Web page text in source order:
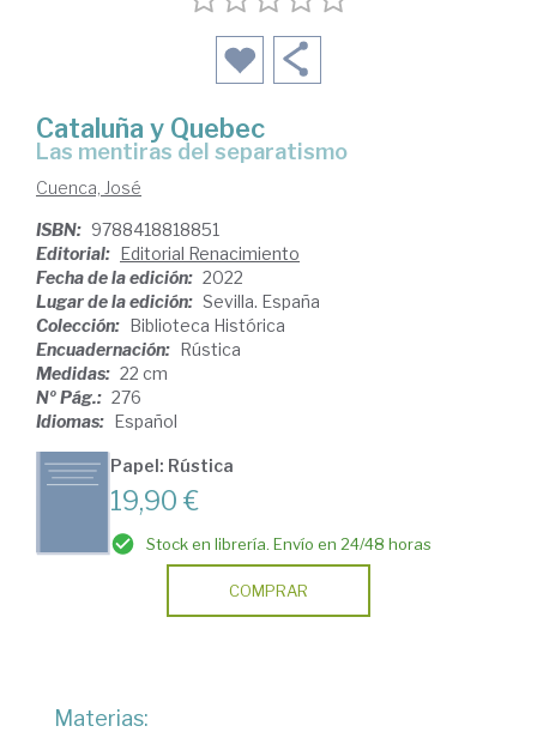
Cataluña y Quebec
las mentiras del separatismo
Cuenca, José
ISBN: 9788418818851
Editorial: Editorial Renacimiento
Fecha de la edición: 2022
Lugar de la edición: Sevilla. España
Colección: Biblioteca Histórica
Encuadernación: Rústica
Medidas: 22 cm
Nº Pág.: 276
Idiomas: Español
Papel: Rústica
19,90 €
Stock en librería. Envío en 24/48 horas
COMPRAR
Materias: